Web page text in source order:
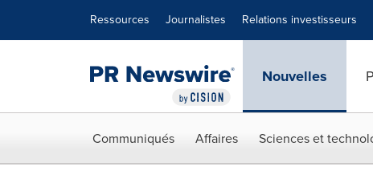
Ressources Journalistes Relations investisseurs
Nouvelles
Communiqués Affaires Sciences et